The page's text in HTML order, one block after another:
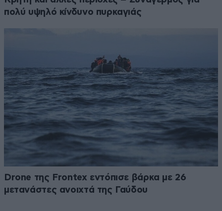
πολύ υψηλό κίνδυνο πυρκαγιάς
Drone της Frontex εντόπισε βάρκα με 26
μετανάστες ανοιχτά της Γαύδου